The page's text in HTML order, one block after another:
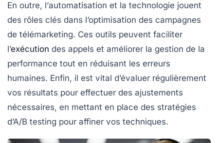
En outre, l’automatisation et la technologie jouent
des rôles clés dans l’optimisation des campagnes
de télémarketing. Ces outils peuvent faciliter
l’exécution des appels et améliorer la gestion de la
performance tout en réduisant les erreurs
humaines. Enfin, il est vital d’évaluer régulièrement
vos résultats pour effectuer des ajustements
nécessaires, en mettant en place des stratégies
d’A/B testing pour affiner vos techniques.